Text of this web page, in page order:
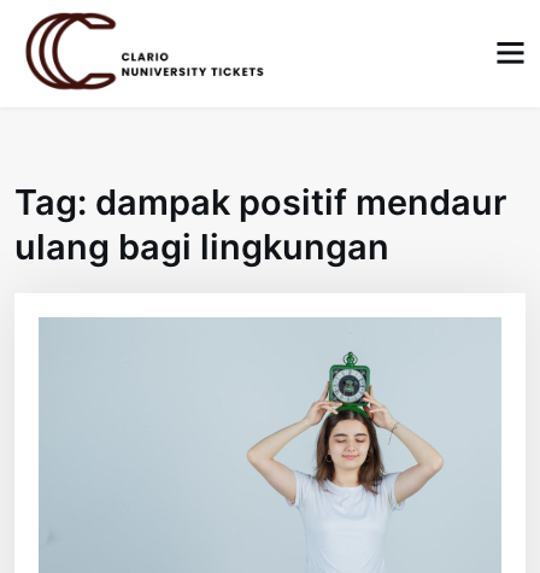
content
Tag: dampak positif mendaur
ulang bagi lingkungan